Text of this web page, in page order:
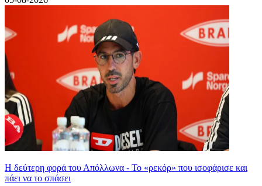
Η δεύτερη φορά του Απόλλωνα - Το «ρεκόρ» που ισοφάρισε και
πάει να το σπάσει